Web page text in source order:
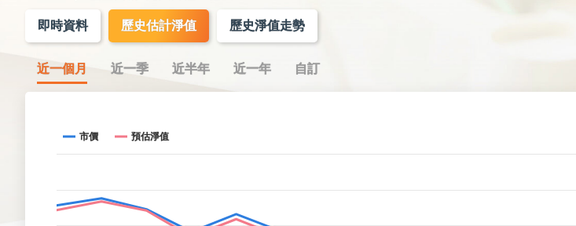
即時資料 歷史估計淨值 歷史淨值走勢
近一個月 近一季 近半年 近一年 自訂
市價 預估淨值